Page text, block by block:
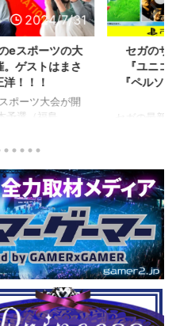
2024/7/31
eスポーツの大
ゲストはまさ
！！！
ポーツ大会が開
予選（福島
者3名が決勝大
ターによる対戦
ので、家族で楽
ているようで
トのプロレスラ
んは今年60歳に
セッションに登
事のポイント ・
上 ・3地区で予
日、25日と9月
日（事前エ ...
セガのサ
『ユニ
『ペルソ
セガの最新
ファンから
や編成や育
クなどが話
売されたば
要チェック
ル」に『ユ
登場！『龍
リロード』
は、
ンドーeショ